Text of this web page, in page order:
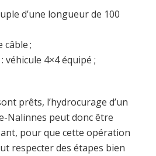
d’une longueur de 100
câble ;
véhicule 4×4 équipé ;
prêts, l’hydrocurage d’un
Nalinnes peut donc être
pour que cette opération
respecter des étapes bien